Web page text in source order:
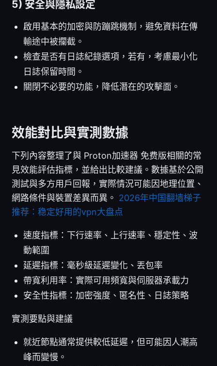
5) 安全與隱私設定
啟用基本的加密與防蹦跳機制，避免資料在傳
輸途中被攔截。
檢查是否有日誌紀錄選項，若有，考慮最小化
日誌保留時間。
關閉不必要的功能，降低潛在的攻擊面。
效能對比與實測數據
下列內容整理了與 Proton加速器 免费版相關的常
見效能評估指標，並給出比較建議。數據基於公開
測試與多方用戶回報，實際情況可能因地理位置、
網路條件與裝置差異而異。 2026年中国翻墙梯子
推荐：稳定好用的vpn大盘点
速度指標：下行速率、上行速率、穩定性、波
動範圍
延遲指標：毫秒級延遲變化、丟包率
帶寬利用率：實際可用頻寬與伺服器承載力
安全性指標：加密強度、匿名性、日誌策略
實測要點與建議
就近節點通常提供較低延遲，但可能因人潮高
峰而變慢。